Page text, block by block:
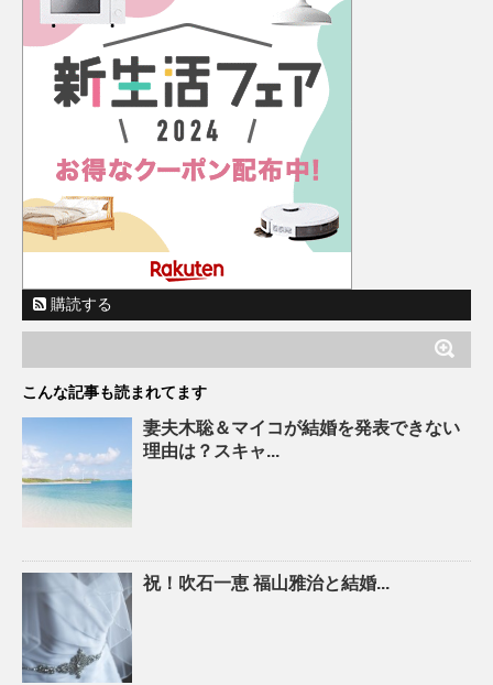
購読する
こんな記事も読まれてます
妻夫木聡＆マイコが結婚を発表できない
理由は？スキャ...
祝！吹石一恵 福山雅治と結婚...